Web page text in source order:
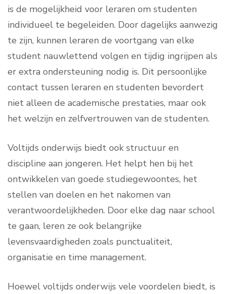
is de mogelijkheid voor leraren om studenten
individueel te begeleiden. Door dagelijks aanwezig
te zijn, kunnen leraren de voortgang van elke
student nauwlettend volgen en tijdig ingrijpen als
er extra ondersteuning nodig is. Dit persoonlijke
contact tussen leraren en studenten bevordert
niet alleen de academische prestaties, maar ook
het welzijn en zelfvertrouwen van de studenten.
Voltijds onderwijs biedt ook structuur en
discipline aan jongeren. Het helpt hen bij het
ontwikkelen van goede studiegewoontes, het
stellen van doelen en het nakomen van
verantwoordelijkheden. Door elke dag naar school
te gaan, leren ze ook belangrijke
levensvaardigheden zoals punctualiteit,
organisatie en time management.
Hoewel voltijds onderwijs vele voordelen biedt, is